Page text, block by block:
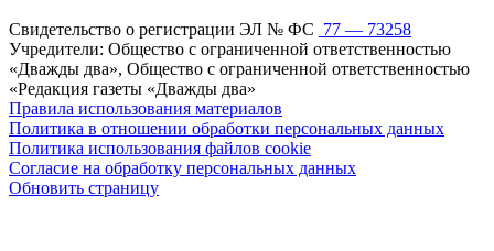
Свидетельство о регистрации ЭЛ № ФС 77 — 73258
Учредители: Общество с ограниченной ответственностью
«Дважды два», Общество с ограниченной ответственностью
«Редакция газеты «Дважды два»
Правила использования материалов
Политика в отношении обработки персональных данных
Политика использования файлов cookie
Согласие на обработку персональных данных
Обновить страницу